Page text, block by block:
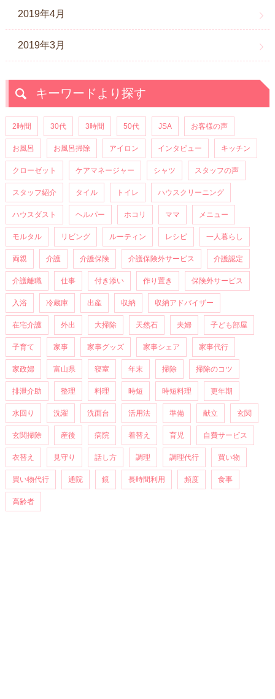
2019年4月
2019年3月
キーワードより探す
2時間 30代 3時間 50代 JSA お客様の声
お風呂 お風呂掃除 アイロン インタビュー キッチン
クローゼット ケアマネージャー シャツ スタッフの声
スタッフ紹介 タイル トイレ ハウスクリーニング
ハウスダスト ヘルパー ホコリ ママ メニュー
モルタル リビング ルーティン レシピ 一人暮らし
両親 介護 介護保険 介護保険外サービス 介護認定
介護離職 仕事 付き添い 作り置き 保険外サービス
入浴 冷蔵庫 出産 収納 収納アドバイザー
在宅介護 外出 大掃除 天然石 夫婦 子ども部屋
子育て 家事 家事グッズ 家事シェア 家事代行
家政婦 富山県 寝室 年末 掃除 掃除のコツ
排泄介助 整理 料理 時短 時短料理 更年期
水回り 洗濯 洗面台 活用法 準備 献立 玄関
玄関掃除 産後 病院 着替え 育児 自費サービス
衣替え 見守り 話し方 調理 調理代行 買い物
買い物代行 通院 鏡 長時間利用 頻度 食事
高齢者